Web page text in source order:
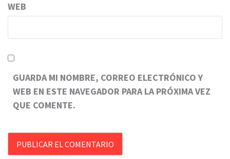
WEB
GUARDA MI NOMBRE, CORREO ELECTRÓNICO Y
WEB EN ESTE NAVEGADOR PARA LA PRÓXIMA VEZ
QUE COMENTE.